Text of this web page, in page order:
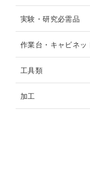
実験・研究必需品
作業台・キャビネッ
工具類
加工